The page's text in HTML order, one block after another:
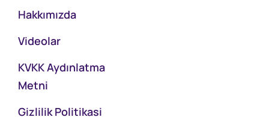
Hakkımızda
Videolar
KVKK Aydınlatma
Metni
Gizlilik Politikasi